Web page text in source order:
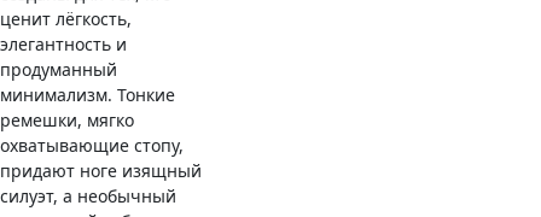
ценит лёгкость,
элегантность и
продуманный
минимализм. Тонкие
ремешки, мягко
охватывающие стопу,
придают ноге изящный
силуэт, а необычный